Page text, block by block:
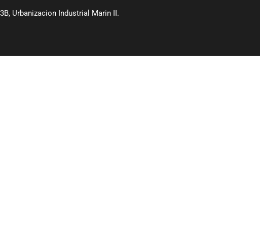
Urbanizacion Industrial Marin II.